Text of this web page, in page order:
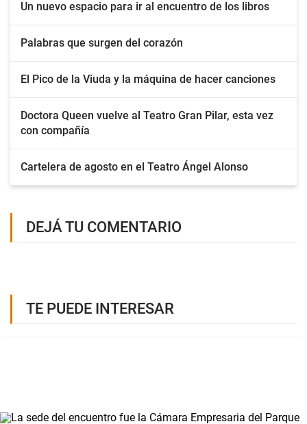
Un nuevo espacio para ir al encuentro de los libros
Palabras que surgen del corazón
El Pico de la Viuda y la máquina de hacer canciones
Doctora Queen vuelve al Teatro Gran Pilar, esta vez
con compañía
Cartelera de agosto en el Teatro Ángel Alonso
DEJÁ TU COMENTARIO
TE PUEDE INTERESAR